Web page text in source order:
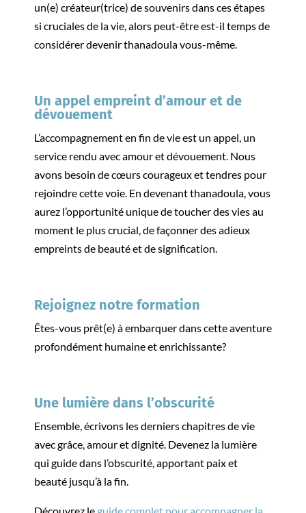
un(e) créateur(trice) de souvenirs dans ces étapes
si cruciales de la vie, alors peut-être est-il temps de
considérer devenir thanadoula vous-même.
Un appel empreint d’amour et de
dévouement
L’accompagnement en fin de vie est un appel, un
service rendu avec amour et dévouement. Nous
avons besoin de cœurs courageux et tendres pour
rejoindre cette voie. En devenant thanadoula, vous
aurez l’opportunité unique de toucher des vies au
moment le plus crucial, de façonner des adieux
empreints de beauté et de signification.
Rejoignez notre formation
Êtes-vous prêt(e) à embarquer dans cette aventure
profondément humaine et enrichissante?
Une lumière dans l’obscurité
Ensemble, écrivons les derniers chapitres de vie
avec grâce, amour et dignité. Devenez la lumière
qui guide dans l’obscurité, apportant paix et
beauté jusqu’à la fin.